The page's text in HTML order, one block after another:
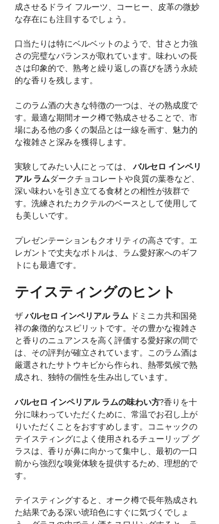
成させるドライ フルーツ、コーヒー、皮革の微妙
な存在にも注目するでしょう。
口当たりは特にベルベットのようで、甘さと力強
さの完璧なバランスが取れています。味わいの長
さは印象的で、熟考と繰り返しの喜びを誘う永続
的な香りを残します。
このラム酒の大きな特徴の一つは、その熟成度で
す。最適な期間オーク樽で熟成させることで、市
場にある他の多くの製品とは一線を画す、魅力的
な複雑さと深みを獲得します。
実験してみたい人にとっては、バルセロ インペリ
アル ラムダークチョコレートや良質の葉巻など、
深い味わいを引き立てる食材との相性が抜群で
す。洗練されたカクテルのベースとして使用して
も美しいです。
プレゼンテーションもクオリティの高さです。エ
レガントで丈夫なボトルは、ラム愛好家へのギフ
トにも最適です。
テイスティングのヒント
ザバルセロ インペリアル ラム ドミニカ共和国発
祥の象徴的なスピリットです。その豊かな複雑さ
と香りのニュアンスを高く評価する愛好家の間で
は、その評判が確立されています。このラム酒は
厳選されたサトウキビから作られ、熱帯気候で熟
成され、独特の個性を生み出しています。
バルセロ インペリアル ラムの味わい方?香りを十
分に味わっていただくために、常温でお召し上が
りいただくことをおすすめします。コニャックの
テイスティングによく使用されるチューリップ グ
ラスは、香りが鼻に向かって集中し、最初の一口
前から強烈な嗅覚体験を提供するため、理想的で
す。
テイスティングすると、オーク樽で長年熟成され
た結果である深い琥珀色にすぐに気づくでしょ